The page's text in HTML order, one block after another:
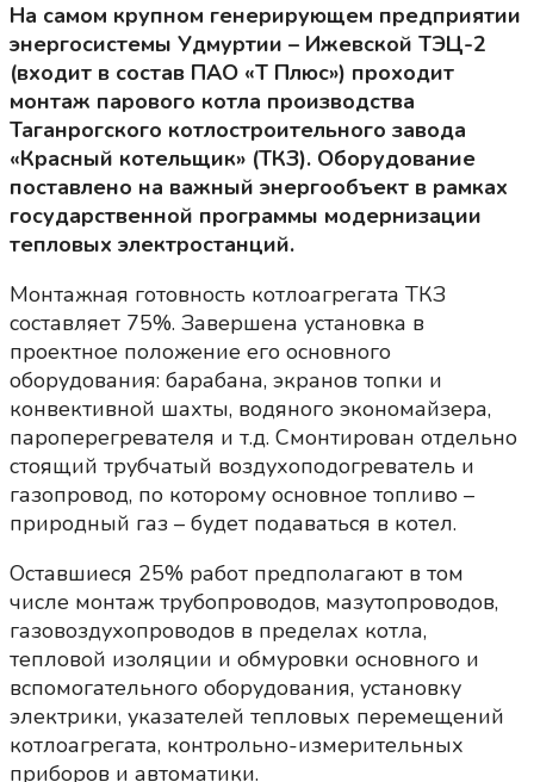
На самом крупном генерирующем предприятии
энергосистемы Удмуртии – Ижевской ТЭЦ-2
(входит в состав ПАО «Т Плюс») проходит
монтаж парового котла производства
Таганрогского котлостроительного завода
«Красный котельщик» (ТКЗ). Оборудование
поставлено на важный энергообъект в рамках
государственной программы модернизации
тепловых электростанций.
Монтажная готовность котлоагрегата ТКЗ
составляет 75%. Завершена установка в
проектное положение его основного
оборудования: барабана, экранов топки и
конвективной шахты, водяного экономайзера,
пароперегревателя и т.д. Смонтирован отдельно
стоящий трубчатый воздухоподогреватель и
газопровод, по которому основное топливо –
природный газ – будет подаваться в котел.
Оставшиеся 25% работ предполагают в том
числе монтаж трубопроводов, мазутопроводов,
газовоздухопроводов в пределах котла,
тепловой изоляции и обмуровки основного и
вспомогательного оборудования, установку
электрики, указателей тепловых перемещений
котлоагрегата, контрольно-измерительных
приборов и автоматики.